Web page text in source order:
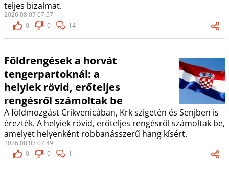
teljes bizalmat.
2026.08.07 07:57
0
0 14
Földrengések a horvát
tengerpartoknál: a
helyiek rövid, erőteljes
rengésről számoltak be
A földmozgást Crikvenicában, Krk szigetén és Senjben is
érezték. A helyiek rövid, erőteljes rengésről számoltak be,
amelyet helyenként robbanásszerű hang kísért.
2026.08.07 07:49
0
0 1